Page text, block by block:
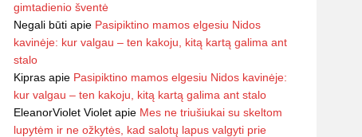
gimtadienio šventė
Negali būti apie Pasipiktino mamos elgesiu Nidos
kavinėje: kur valgau – ten kakoju, kitą kartą galima ant
stalo
Kipras apie Pasipiktino mamos elgesiu Nidos kavinėje:
kur valgau – ten kakoju, kitą kartą galima ant stalo
EleanorViolet Violet apie Mes ne triušiukai su skeltom
lupytėm ir ne ožkytės, kad salotų lapus valgyti prie